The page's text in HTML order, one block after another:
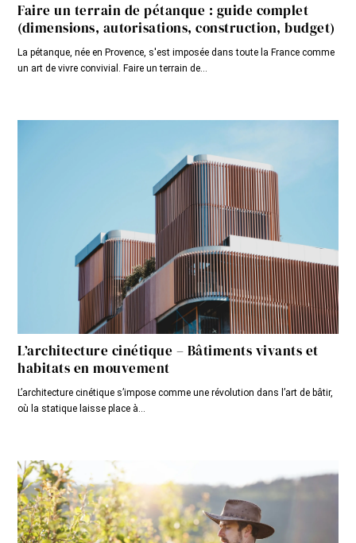
Faire un terrain de pétanque : guide complet
(dimensions, autorisations, construction, budget)
La pétanque, née en Provence, s'est imposée dans toute la France comme
un art de vivre convivial. Faire un terrain de...
L’architecture cinétique – Bâtiments vivants et
habitats en mouvement
L’architecture cinétique s’impose comme une révolution dans l’art de bâtir,
où la statique laisse place à...